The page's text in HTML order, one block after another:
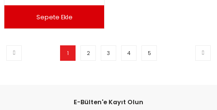
Sepete Ekle
1 2 3 4 5
E-Bülten'e Kayıt Olun